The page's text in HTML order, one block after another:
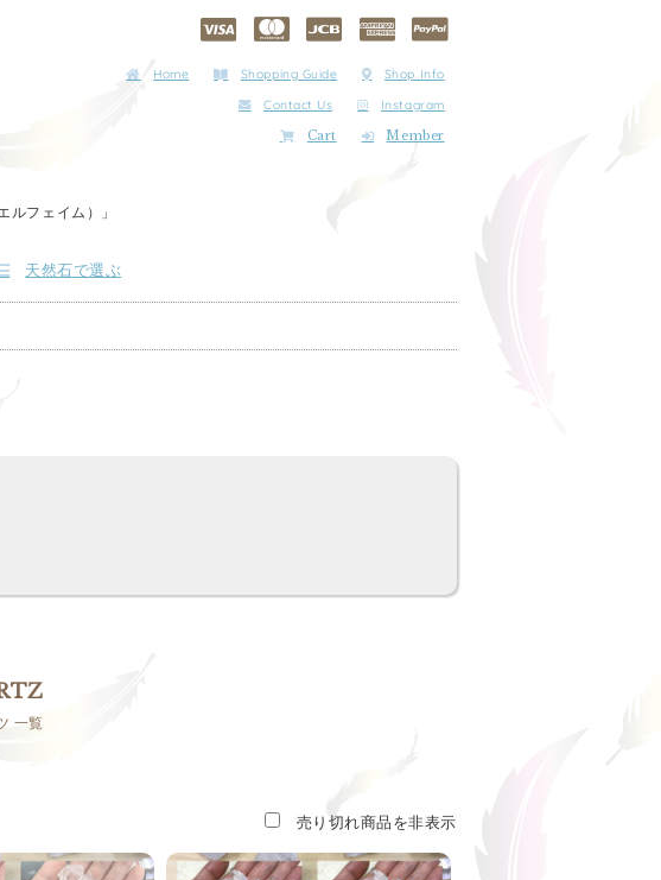
Home Shopping Guide
Shop Info
Contact Us
Instagram
Cart
Member
フェイム）」
天然石で選ぶ
一覧
売り切れ商品を非表示